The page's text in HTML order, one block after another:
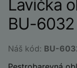
Lavička
BU-6032
Náš kód: BU-